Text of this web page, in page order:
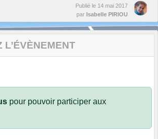
Publié le 14 mai 2017
par Isabelle PIRIOU
L’ÉVÈNEMENT
pour pouvoir participer aux